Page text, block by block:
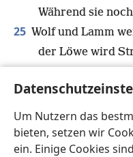
Um Nutzern das
bieten, setzen wir
ein. Einige Cookies
Während sie
25 Wolf und Lamm
der Löwe wird
ernähren.
Auf meinem
weder
sagt Jehova.